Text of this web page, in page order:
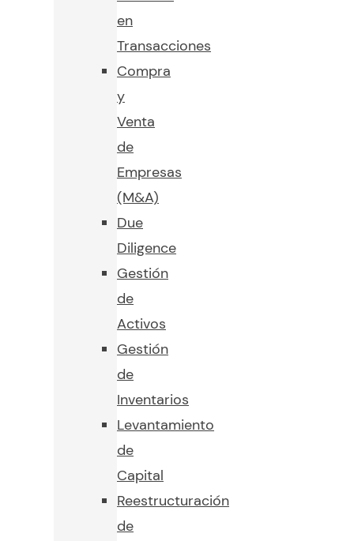
en
Transacciones
Compra
y
Venta
de
Empresas
(M&A)
Due
Diligence
Gestión
de
Activos
Gestión
de
Inventarios
Levantamiento
de
Capital
Reestructuración
de